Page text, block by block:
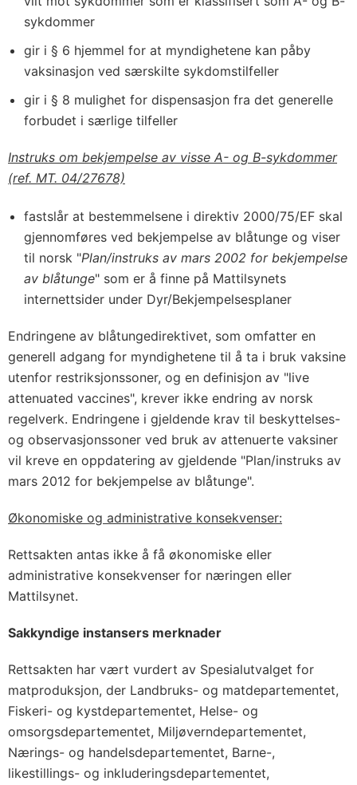
sykdommer
gir i § 6 hjemmel for at myndighetene kan påby
vaksinasjon ved særskilte sykdomstilfeller
gir i § 8 mulighet for dispensasjon fra det generelle
forbudet i særlige tilfeller
Instruks om bekjempelse av visse A- og B-sykdommer
(ref. MT. 04/27678)
fastslår at bestemmelsene i direktiv 2000/75/EF skal
gjennomføres ved bekjempelse av blåtunge og viser
til norsk "Plan/instruks av mars 2002 for bekjempelse
av blåtunge" som er å finne på Mattilsynets
internettsider under Dyr/Bekjempelsesplaner
Endringene av blåtungedirektivet, som omfatter en
generell adgang for myndighetene til å ta i bruk vaksine
utenfor restriksjonssoner, og en definisjon av "live
attenuated vaccines", krever ikke endring av norsk
regelverk. Endringene i gjeldende krav til beskyttelses-
og observasjonssoner ved bruk av attenuerte vaksiner
vil kreve en oppdatering av gjeldende "Plan/instruks av
mars 2012 for bekjempelse av blåtunge".
Økonomiske og administrative konsekvenser:
Rettsakten antas ikke å få økonomiske eller
administrative konsekvenser for næringen eller
Mattilsynet.
Sakkyndige instansers merknader
Rettsakten har vært vurdert av Spesialutvalget for
matproduksjon, der Landbruks- og matdepartementet,
Fiskeri- og kystdepartementet, Helse- og
omsorgsdepartementet, Miljøverndepartementet,
Nærings- og handelsdepartementet, Barne-,
likestillings- og inkluderingsdepartementet,